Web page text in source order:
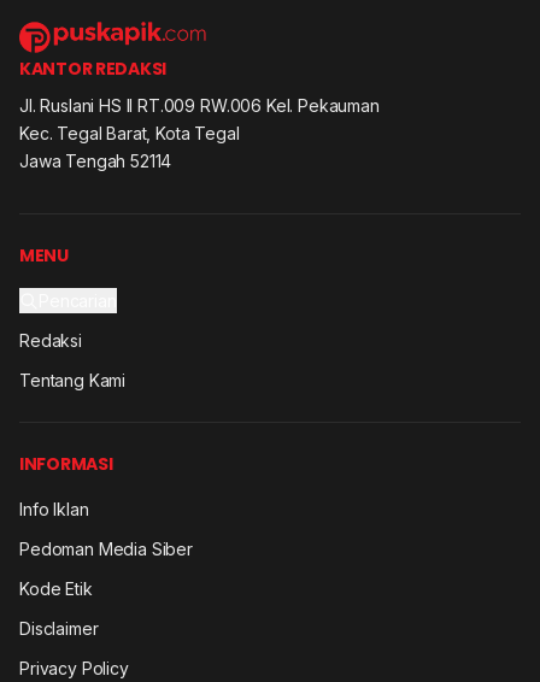
KANTOR REDAKSI
Jl. Ruslani HS II RT.009 RW.006 Kel. Pekauman
Kec. Tegal Barat, Kota Tegal
Jawa Tengah 52114
MENU
Redaksi
Tentang Kami
INFORMASI
Info Iklan
Pedoman Media Siber
Kode Etik
Disclaimer
Privacy Policy